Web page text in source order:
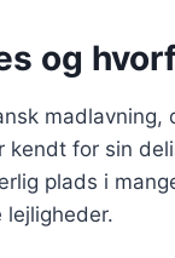
og
kendt for sin
plads i